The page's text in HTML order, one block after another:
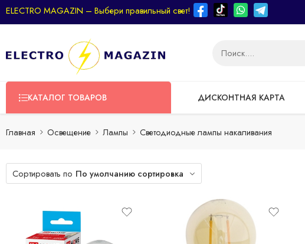
ELECTRO MAGAZIN – Выбери правильный свет!
КАТАЛОГ ТОВАРОВ ДИСКОНТНАЯ КАРТА
Главная Освещение Лампы Светодиодные лампы накаливания
Сортировать по По умолчанию сортировка